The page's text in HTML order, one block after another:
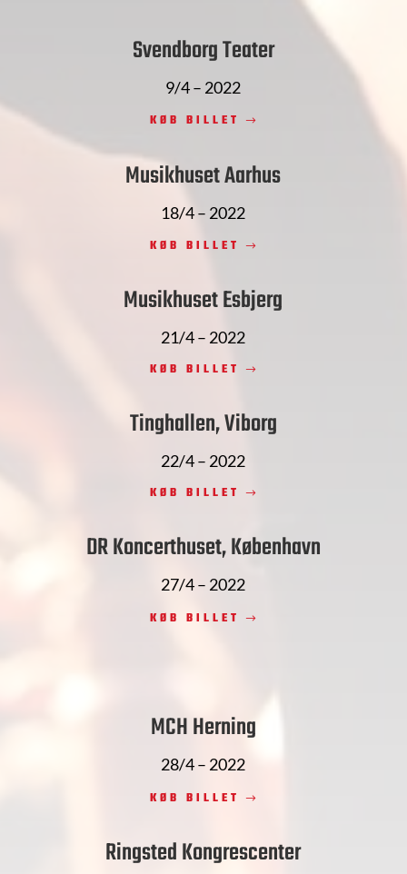
Svendborg Teater
9/4 – 2022
KØB BILLET
Musikhuset Aarhus
18/4 – 2022
KØB BILLET
Musikhuset Esbjerg
21/4 – 2022
KØB BILLET
Tinghallen, Viborg
22/4 – 2022
KØB BILLET
DR Koncerthuset, København
27/4 – 2022
KØB BILLET
MCH Herning
28/4 – 2022
KØB BILLET
Ringsted Kongrescenter